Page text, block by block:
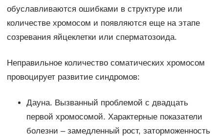
обуславливаются ошибками в структуре или
количестве хромосом и появляются еще на этапе
созревания яйцеклетки или сперматозоида.
Неправильное количество соматических хромосом
провоцирует развитие синдромов:
Дауна. Вызванный проблемой с двадцать
первой хромосомой. Характерные показатели
болезни – замедленный рост, заторможенность